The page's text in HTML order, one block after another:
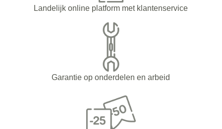
Landelijk online platform met klantenservice
Garantie op onderdelen en arbeid